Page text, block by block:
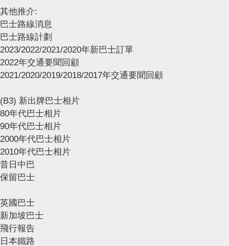
其他推介:
巴士路線消息
巴士路線計劃
2023/2022/2021/2020年新巴士訂單
2022年交通要聞回顧
2021/2020/2019/2018/2017年交通要聞回顧
(B3) 新出牌巴士相片
80年代巴士相片
90年代巴士相片
2000年代巴士相片
2010年代巴士相片
昔日中巴
保留巴士
英國巴士
新加坡巴士
飛行報告
日本鐵路